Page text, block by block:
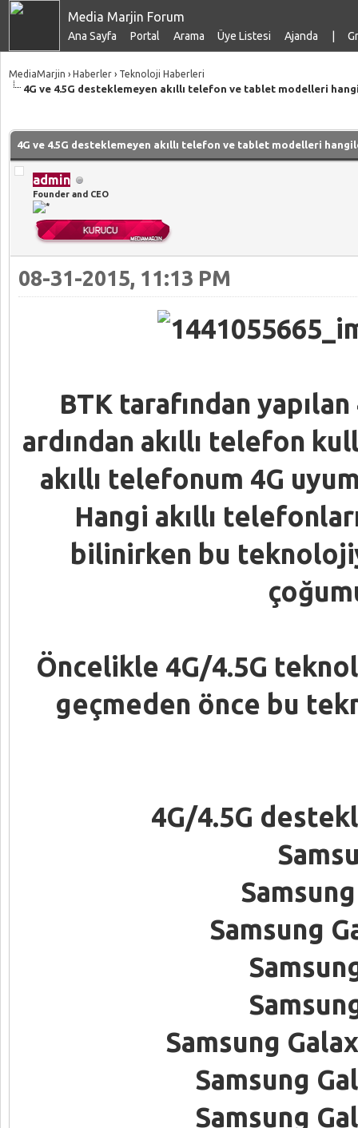
Media Marjin Forum
Ana Sayfa Portal Arama Üye Listesi Ajanda
MediaMarjin › Haberler › Teknoloji Haberleri
4G ve 4.5G desteklemeyen akıllı telefon ve tablet modelleri
4G ve 4.5G desteklemeyen akıllı telefon ve tablet modelleri
admin
Founder and CEO
08-31-2015, 11:13 PM
BTK tarafından
ardından akıllı telefon
akıllı telefonum 4G
Hangi akıllı
bilinirken bu
Öncelikle 4G/4.5G
geçmeden önce bu
4G/4.5G
Samsung
Samsung
Samsung
Samsung